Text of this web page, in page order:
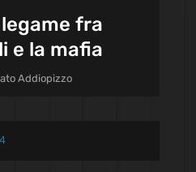
fra
e la mafia
Addiopizzo